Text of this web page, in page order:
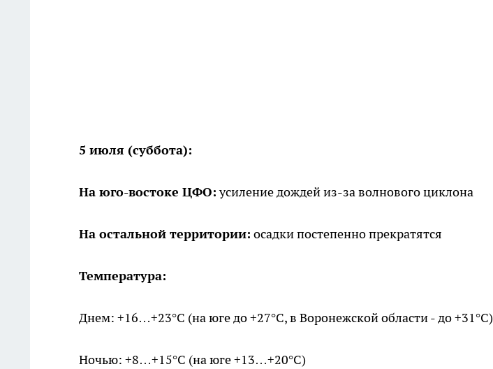
5 июля (суббота):
На юго-востоке ЦФО:усиление дождей из-за волнового циклона
На остальной территории: осадки постепенно прекратятся
Температура:
Днем: +16…+23°C (на юге до +27°C, в Воронежской области - до +31°C)
Ночью: +8…+15°C (на юге +13…+20°C)